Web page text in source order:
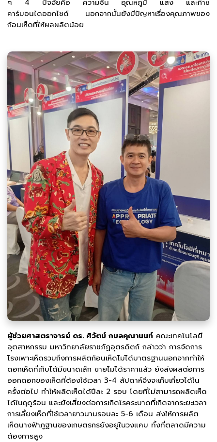
ๆ 4 ปัจจัยคือ ความชื้น อุณหภูมิ แสง และก๊าซ
คาร์บอนไดออกไซด์ นอกจากนั้นยังมีปัญหาเรื่องคุณภาพของ
ก้อนเห็ดที่ให้ผลผลิตน้อย
ผู้ช่วยศาสตราจารย์ ดร. ศิวัตม์ กมลคุณานนท์ คณะเทคโนโลยี
อุตสาหกรรม มหาวิทยาลัยราชภัฏอุตรดิตถ์ กล่าวว่า การจัดการ
โรงเพาะเห็ดรวมถึงการผลิตก้อนเห็ดไม่ได้มาตรฐานนอกจากทำให้
ดอกเห็ดที่เก็บได้มีขนาดเล็ก ขายไม่ได้ราคาแล้ว ยังส่งผลต่อการ
ออกดอกของเห็ดที่ต้องใช้เวลา 3-4 สัปดาห์จึงจะเก็บเกี่ยวได้ใน
ครั้งต่อไป ทำให้ผลิตเห็ดได้ปีละ 2 รอบ โดยที่ไม่สามารถผลิตเห็ด
ได้ในฤดูร้อน และยังเสี่ยงต่อการเกิดโรคระบาดที่เกิดจากระยะเวลา
การเลี้ยงเห็ดที่ใช้เวลายาวนานรอบละ 5-6 เดือน ส่งให้การผลิต
เห็ดนางฟ้าภูฐานของเกษตรกรยังอยู่ในวงแคบ ทั้งที่ตลาดมีความ
ต้องการสูง